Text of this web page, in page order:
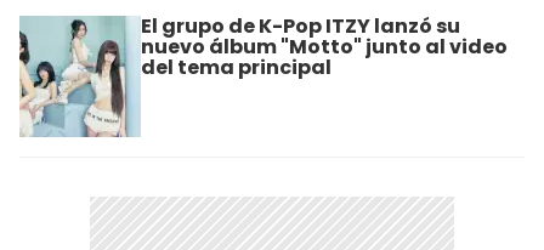
El grupo de K-Pop ITZY lanzó su
nuevo álbum "Motto" junto al video
del tema principal